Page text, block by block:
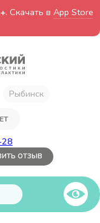
. Скачать в App Store
Рыбинск
ОТЗЫВ